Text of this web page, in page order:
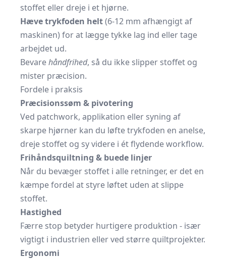
stoffet eller dreje i et hjørne.
Hæve trykfoden helt(6-12 mm afhængigt af
maskinen) for at lægge tykke lag ind eller tage
arbejdet ud.
Bevarehåndfrihed, så du ikke slipper stoffet og
mister præcision.
Fordele i praksis
Præcisionssøm & pivotering
Ved patchwork, applikation eller syning af
skarpe hjørner kan du løfte trykfoden en anelse,
dreje stoffet og sy videre i ét flydende workflow.
Frihåndsquiltning & buede linjer
Når du bevæger stoffet i alle retninger, er det en
kæmpe fordel at styre løftet uden at slippe
stoffet.
Hastighed
Færre stop betyder hurtigere produktion - især
vigtigt i industrien eller ved større quiltprojekter.
Ergonomi